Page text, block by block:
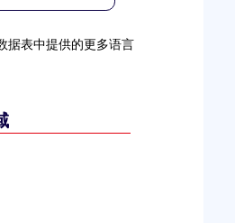
据表中提供的更多语言